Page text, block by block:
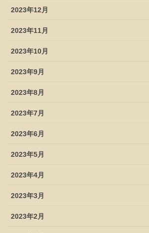
2023年12月
2023年11月
2023年10月
2023年9月
2023年8月
2023年7月
2023年6月
2023年5月
2023年4月
2023年3月
2023年2月